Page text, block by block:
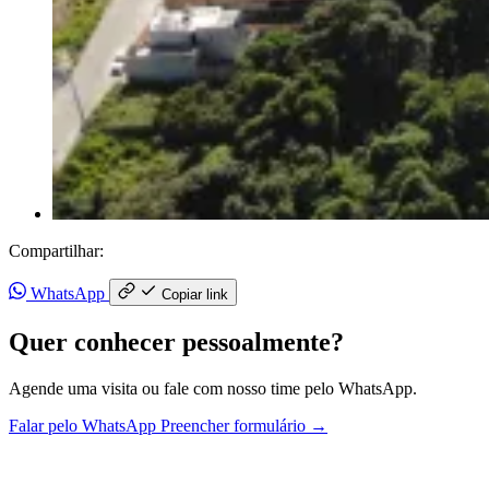
Compartilhar:
WhatsApp Copiar link
Quer conhecer pessoalmente?
Agende uma visita ou fale com nosso time pelo WhatsApp.
Falar pelo WhatsApp Preencher formulário →